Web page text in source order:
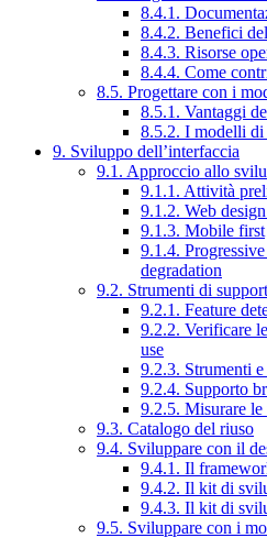
8.4.1.
8.4.2. Benefici
8.4.3. Risorse
8.4.4. Come
8.5. Progettare con i
8.5.1. Vantaggi
8.5.2. I modelli
9. Sviluppo dell’interfaccia
9.1. Approccio allo
9.1.1. Attività
9.1.2. Web
9.1.3. Mobile first
9.1.4.
degradation
9.2. Strumenti di
9.2.1. Feature
9.2.2. Verificare
use
9.2.3. Strumenti
9.2.4. Supporto
9.2.5. Misurare le
9.3. Catalogo del riuso
9.4. Sviluppare con il
9.4.1. Il
9.4.2. Il kit di
9.4.3. Il kit di
9.5. Sviluppare con i